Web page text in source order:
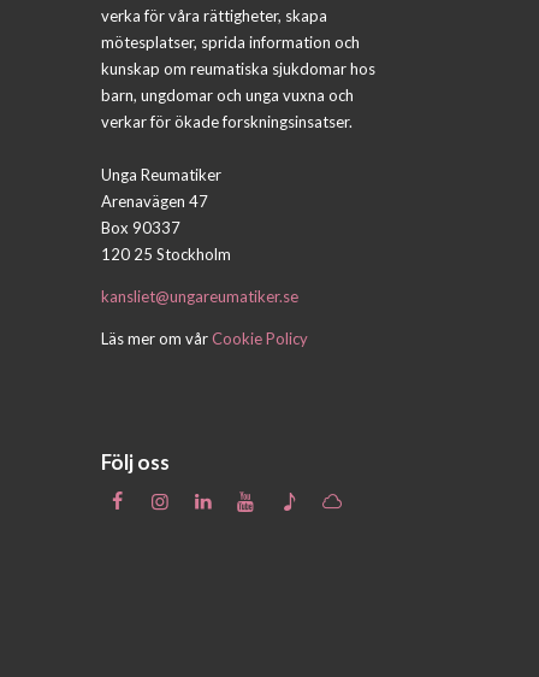
verka för våra rättigheter, skapa
mötesplatser, sprida information och
kunskap om reumatiska sjukdomar hos
barn, ungdomar och unga vuxna och
verkar för ökade forskningsinsatser.
Unga Reumatiker
Arenavägen 47
Box 90337
120 25 Stockholm
kansliet@ungareumatiker.se
Läs mer om vårCookie Policy
Följ oss